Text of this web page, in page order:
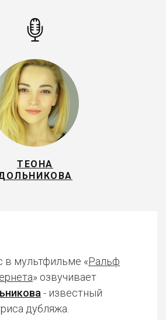
ТЕОНА
в мультфильме «Ральф
» озвучивает
- известный
дубляжа.